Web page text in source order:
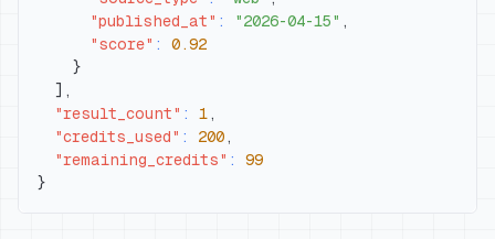
"published_at" : "2026-04-15" ,
"score" :
0.92
}
] ,
"result_count" : 1 ,
"credits_used" : 200 ,
"remaining_credits" :
99
}